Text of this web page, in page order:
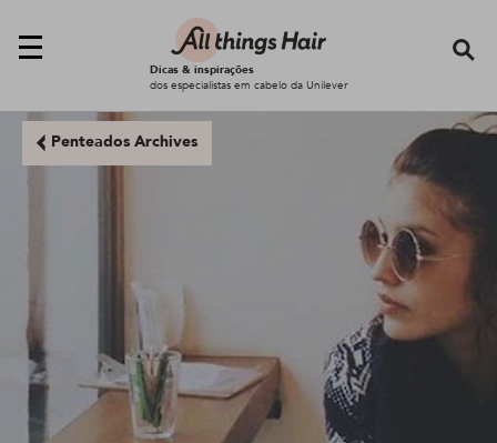
Dicas & inspirações
dos especialistas em cabelo da Unilever
Penteados Archives